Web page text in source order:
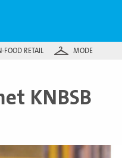
FOOD RETAIL MODE
KNBSB